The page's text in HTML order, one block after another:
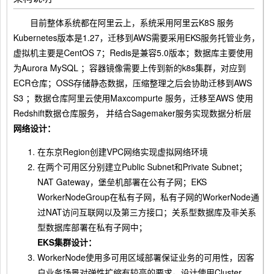
目前整体系统都在阿里云上，系统采用阿里云K8S 服务
Kubernetes版本是1.27，迁移到AWS需要采用EKS服务托管业务，
虚拟机主要是CentOS 7；Redis是兼容5.0版本；数据库主要使用
为Aurora MySQL ；容器镜像需要上传到新的k8s集群，对应到
ECR仓库；OSS存储静态数据，压缩整理之后会协助迁移到AWS
S3 ；数据仓库阿里云使用Maxcompurte 服务，迁移至AWS 使用
Redshift数据仓库服务， 并结合Sagemaker服务实现数据分析层
网络设计：
在东京Region创建VPC网络实现虚拟网络环境
在两个可用区分别建立Public Subnet和Private Subnet；
NAT Gateway，堡垒机部署在公有子网；EKS
WorkerNodeGroup在私有子网，私有子网的WorkerNode通
过NAT访问互联网以及第三方接口；关系型数据库及非关系
型数据库部署在私有子网中；
EKS集群设计：
WorkerNode使用多可用区域部署保证业务的可用性，因客